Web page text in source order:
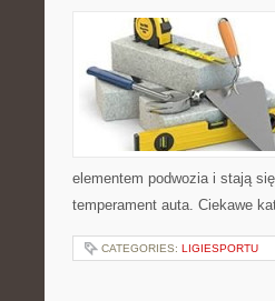
elementem podwozia i stają
temperament auta. Ciekawe
CATEGORIES: LIGIESPORTU